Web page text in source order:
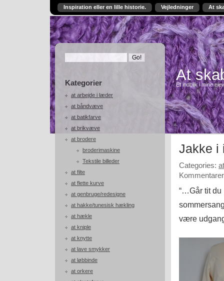
Inspiration eller en lille historie. Vejledninger At
Kategorier
at arbejde i læder
at båndvæve
at batikfarve
at brikvæve
at brodere
broderimaskine
Tekstile billeder
at filte
at flette kurve
at genbruge/redesigne
at hakke/tunesisk hækling
at hækle
at kniple
at knytte
at lave smykker
at løbbinde
at orkere
At
Et indblik i mine
Jakke i
Categories:
“…Går tit du
være